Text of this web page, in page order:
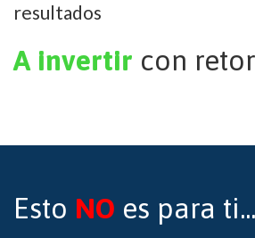
resultados
A invertir con
Esto NO es para ti...